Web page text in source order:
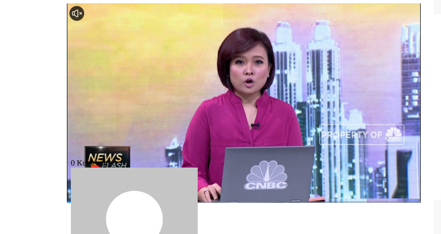
Jakarta, CNBC Indonesia-
Biodiesel Indonesia yang diekspor ke negara-negara Uni Eropa akan
dikenakan bea masuk 8-18% oleh Komisi Eropa. Pasalnya, Komisi Eropa menganggap eksportir
biodiesel Indonesia telah mendapatkan insentif ekspor besar-besaran dari pemerintah.
Simak informasi selengkapnya di Squawk Box, CNBC Indonesia (Jumat, 26/07/2019) berikut ini.
#biodiesel